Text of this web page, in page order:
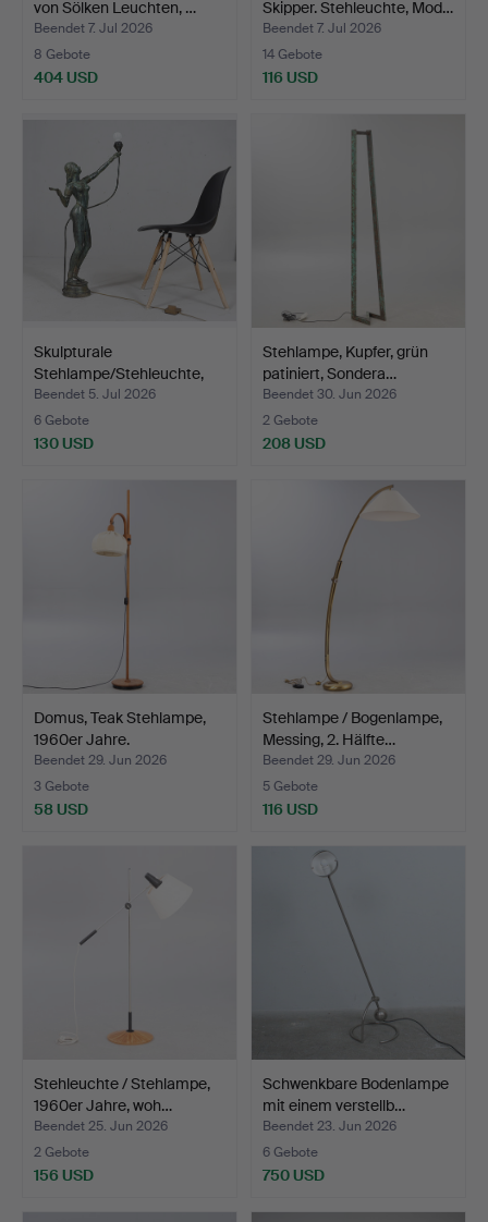
von Sölken Leuchten, …
Beendet 7. Jul 2026
8 Gebote
404 USD
Skipper. Stehleuchte, Mod…
Beendet 7. Jul 2026
14 Gebote
116 USD
Skulpturale
Stehlampe/Stehleuchte,
Frauena…
Beendet 5. Jul 2026
6 Gebote
130 USD
Stehlampe, Kupfer, grün
patiniert, Sondera…
Beendet 30. Jun 2026
2 Gebote
208 USD
Domus, Teak Stehlampe,
1960er Jahre.
Beendet 29. Jun 2026
3 Gebote
58 USD
Stehlampe / Bogenlampe,
Messing, 2. Hälfte…
Beendet 29. Jun 2026
5 Gebote
116 USD
Stehleuchte / Stehlampe,
1960er Jahre, woh…
Beendet 25. Jun 2026
2 Gebote
156 USD
Schwenkbare Bodenlampe
mit einem verstellb…
Beendet 23. Jun 2026
6 Gebote
750 USD